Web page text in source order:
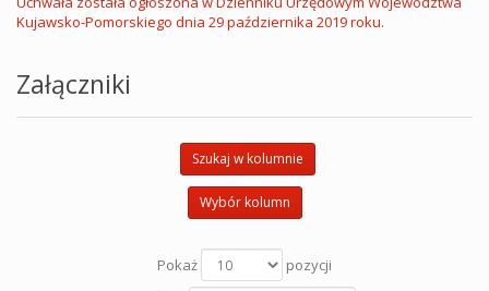
Kujawsko-Pomorskiego dnia 29 października 2019 roku.
Załączniki
Szukaj w kolumnie
Wybór kolumn
Pokaż
pozycji